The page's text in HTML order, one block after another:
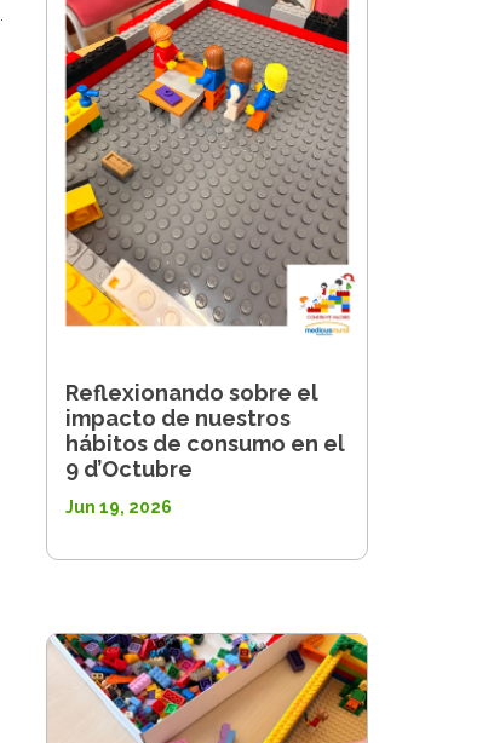
Reflexionando sobre el
impacto de nuestros
hábitos de consumo en el
9 d’Octubre
Jun 19, 2026